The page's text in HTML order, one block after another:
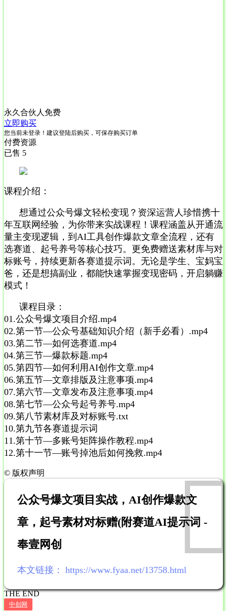
永久合伙人 免费
立即购买
您当前未登录！建议登陆后购买，可保存购买订单
付费资源
已售 5
课程介绍：
想通过公众号爆文轻松变现？资深运营人珍惜携十
年互联网经验，为你带来实战课程！课程涵盖从开通流
量主变现逻辑，到AI工具创作爆款文章全流程，还有
选赛道、起号养号等核心技巧。更免费赠送素材库与对
标账号，持续更新各赛道提示词。无论是学生、宝妈宝
爸，还是想搞副业，都能快速掌握变现密码，开启躺赚
模式！
课程目录：
01.公众号爆文项目介绍.mp4
02.第一节—公众号基础知识介绍（新手必看）.mp4
03.第二节—如何选赛道.mp4
04.第三节—爆款标题.mp4
05.第四节—如何利用AI创作文章.mp4
06.第五节—文章排版及注意事项.mp4
07.第六节—文章发布及注意事项.mp4
08.第七节—公众号起号养号.mp4
09.第八节素材库及对标账号.txt
10.第九节各赛道提示词
11.第十节—多账号矩阵操作教程.mp4
12.第十一节—账号掉池后如何挽救.mp4
© 版权声明
公众号爆文项目实战，AI创作爆款文
章，起号素材对标赠(附赛道AI提示词 -
奉壹网创
本文链接： https://www.fyaa.net/13758.html
THE END
中创网